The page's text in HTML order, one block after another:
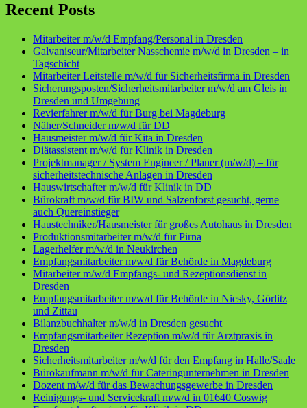
Recent Posts
Mitarbeiter m/w/d Empfang/Personal in Dresden
Galvaniseur/Mitarbeiter Nasschemie m/w/d in Dresden – in
Tagschicht
Mitarbeiter Leitstelle m/w/d für Sicherheitsfirma in Dresden
Sicherungsposten/Sicherheitsmitarbeiter m/w/d am Gleis in
Dresden und Umgebung
Revierfahrer m/w/d für Burg bei Magdeburg
Näher/Schneider m/w/d für DD
Hausmeister m/w/d für Kita in Dresden
Diätassistent m/w/d für Klinik in Dresden
Projektmanager / System Engineer / Planer (m/w/d) – für
sicherheitstechnische Anlagen in Dresden
Hauswirtschafter m/w/d für Klinik in DD
Bürokraft m/w/d für BIW und Salzenforst gesucht, gerne
auch Quereinstieger
Haustechniker/Hausmeister für großes Autohaus in Dresden
Produktionsmitarbeiter m/w/d für Pirna
Lagerhelfer m/w/d in Neukirchen
Empfangsmitarbeiter m/w/d für Behörde in Magdeburg
Mitarbeiter m/w/d Empfangs- und Rezeptionsdienst in
Dresden
Empfangsmitarbeiter m/w/d für Behörde in Niesky, Görlitz
und Zittau
Bilanzbuchhalter m/w/d in Dresden gesucht
Empfangsmitarbeiter Rezeption m/w/d für Arztpraxis in
Dresden
Sicherheitsmitarbeiter m/w/d für den Empfang in Halle/Saale
Bürokaufmann m/w/d für Cateringunternehmen in Dresden
Dozent m/w/d für das Bewachungsgewerbe in Dresden
Reinigungs- und Servicekraft m/w/d in 01640 Coswig